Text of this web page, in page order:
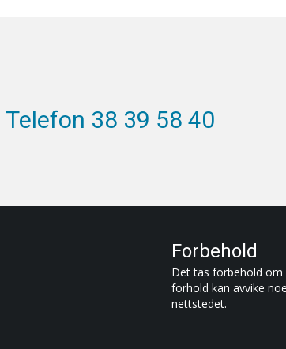
Telefon 38 39 58 40
Forbehold
Det tas forbehold om
forhold kan avvike
nettstedet.